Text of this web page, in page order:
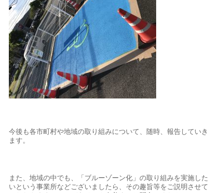
今後も各市町村や地域の取り組みについて、随時、報告していき
ます。
また、地域の中でも、「ブルーゾーン化」の取り組みを実施した
いという事業所などございましたら、その趣旨等をご説明させて